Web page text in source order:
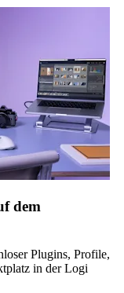
dem
Plugins, Profile,
in der Logi